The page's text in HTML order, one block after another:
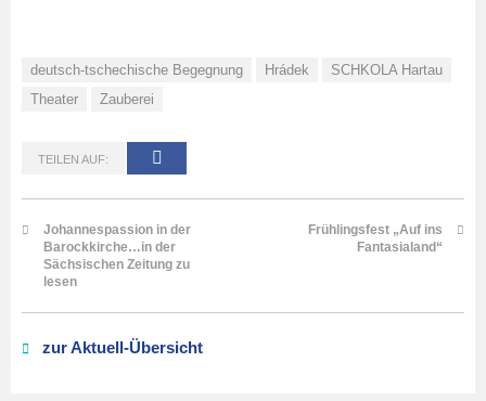
deutsch-tschechische Begegnung Hrádek
SCHKOLA Hartau
Theater
Zauberei
TEILEN AUF:
Johannespassion in der
Barockkirche…in der
Sächsischen Zeitung zu
lesen
Frühlingsfest „Auf ins
Fantasialand“
zur Aktuell-Übersicht